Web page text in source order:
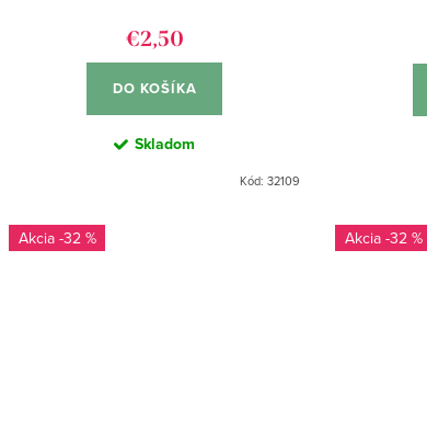
€2,50
DO KOŠÍKA
Skladom
Kód:32109
-32 % -32 %